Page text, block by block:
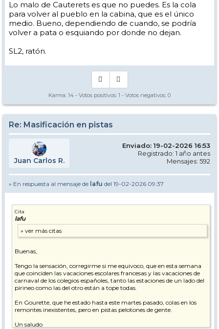
Lo malo de Cauterets es que no puedes. Es la cola
para volver al pueblo en la cabina, que es el único
medio. Bueno, dependiendo de cuando, se podría
volver a pata o esquiando por donde no dejan.
SL2, ratón.
Karma: 14 - Votos positivos: 1 - Votos negativos: 0
Re: Masificación en pistas
Juan Carlos R.
Enviado: 19-02-2026 16:53
Registrado: 1 año antes
Mensajes: 592
» En respuesta al mensaje de lafu del 19-02-2026 09:37
Cita
lafu
Buenas,
Tengo la sensación, corregirme si me equivoco, que en esta semana
que coinciden las vacaciones escolares francesas y las vacaciones de
carnaval de los colegios españoles, tanto las estaciones de un lado del
pirineo como las del otro están a tope todas.
En Gourette, que he estado hasta este martes pasado, colas en los
remontes inexistentes, pero en pistas pelotones de gente.
Un saludo